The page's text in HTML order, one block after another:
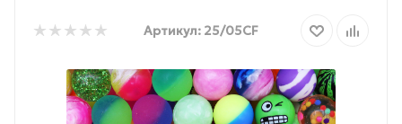
Артикул: 25/05CF